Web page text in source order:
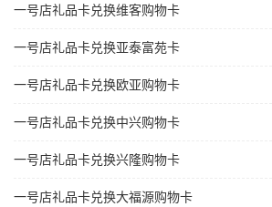
一号店礼品卡兑换维客购物卡
一号店礼品卡兑换亚泰富苑卡
一号店礼品卡兑换欧亚购物卡
一号店礼品卡兑换中兴购物卡
一号店礼品卡兑换兴隆购物卡
一号店礼品卡兑换大福源购物卡